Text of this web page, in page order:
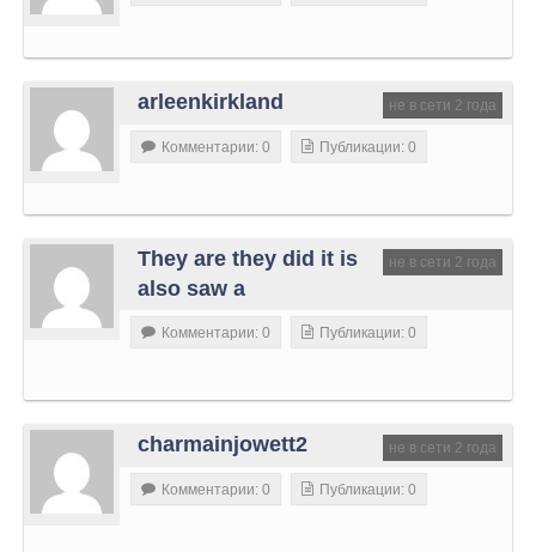
не в сети 2 года
arleenkirkland
Комментарии: 0 Публикации: 0
не в сети 2 года
They are they did it is
also saw a
Комментарии: 0 Публикации: 0
не в сети 2 года
charmainjowett2
Комментарии: 0 Публикации: 0